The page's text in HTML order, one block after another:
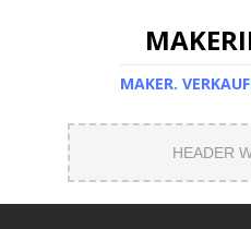
MAKER.
HEADER